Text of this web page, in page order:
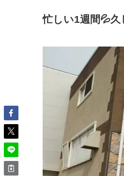
忙しい1週間💦久